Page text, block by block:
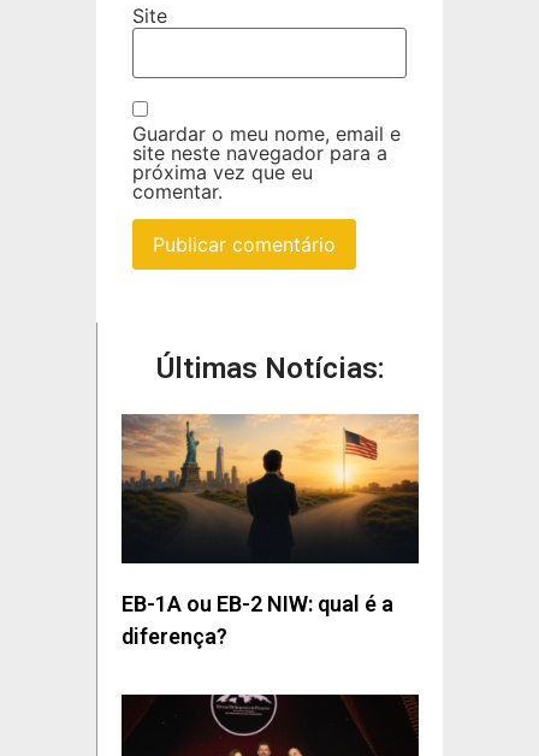
Site
Guardar o meu nome, email e
site neste navegador para a
próxima vez que eu
comentar.
Últimas Notícias:
EB-1A ou EB-2 NIW: qual é a
diferença?